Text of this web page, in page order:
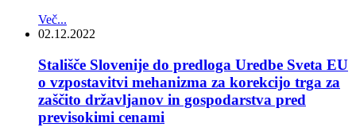
Več...
02.12.2022
Stališče Slovenije do predloga Uredbe Sveta EU
o vzpostavitvi mehanizma za korekcijo trga za
zaščito državljanov in gospodarstva pred
previsokimi cenami